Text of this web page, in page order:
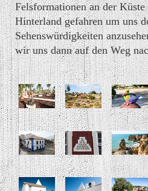
Felsformationen an der
Hinterland gefahren um uns
Sehenswürdigkeiten
wir uns dann auf den Weg